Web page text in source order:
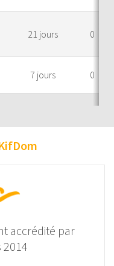
21 jours 0
7 jours 0
accrédité par
2014